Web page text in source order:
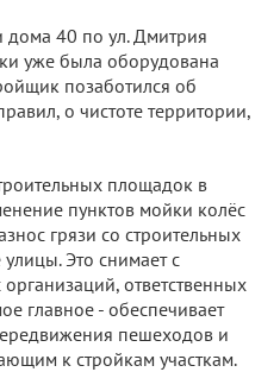
дома 40 по ул. Дмитрия
уже была оборудована
позаботился об
о чистоте территории,
площадок в
пунктов мойки колёс
грязи со строительных
Это снимает с
ответственных
главное - обеспечивает
пешеходов и
к стройкам участкам.